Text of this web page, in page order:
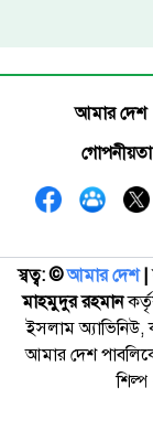
আমার দেশ
গোপনীয়তা
স্বত্ব: ©️আমার দেশ|
মাহমুদুর রহমান
ইসলাম অ্যাভিনিউ,
আমার দেশ